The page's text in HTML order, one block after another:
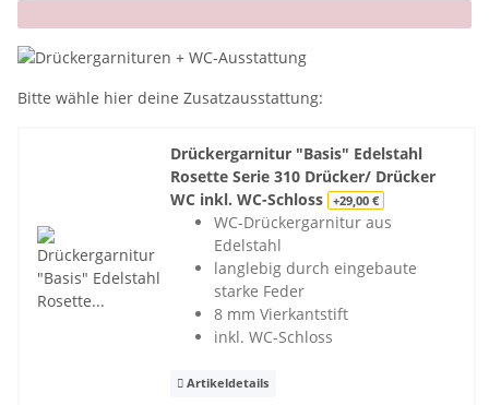
x
Bitte wähle hier deine Zusatzausstattung:
Drückergarnitur "Basis" Edelstahl
Rosette Serie 310 Drücker/ Drücker
WC inkl. WC-Schloss
+29,00 €
WC-Drückergarnitur aus
Edelstahl
langlebig durch eingebaute
starke Feder
8 mm Vierkantstift
inkl. WC-Schloss
Artikeldetails